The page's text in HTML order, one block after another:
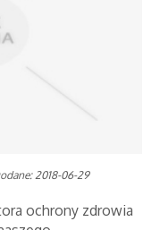
2018-06-29
ochrony zdrowia